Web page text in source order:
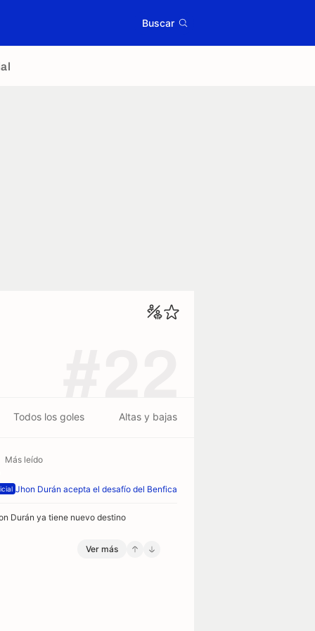
Buscar
Todos los goles Altas y bajas
Más leído
Jhon Durán acepta el desafío del Benfica
Durán ya tiene nuevo destino
Ver más